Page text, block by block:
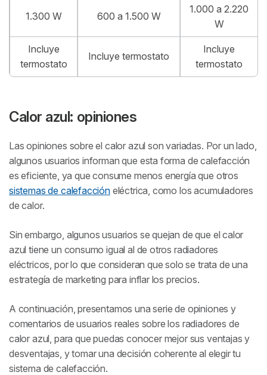
1.300 W 600 a 1.500 W
1.000 a 2.220
W
Incluye
termostato
Incluye termostato
Incluye
termostato
Calor azul: opiniones
Las opiniones sobre el calor azul son variadas. Por un lado,
algunos usuarios informan que esta forma de calefacción
es eficiente, ya que consume menos energía que otros
sistemas de calefaccióneléctrica, como los acumuladores
de calor.
Sin embargo, algunos usuarios se quejan de que el calor
azul tiene un consumo igual al de otros radiadores
eléctricos, por lo que consideran que solo se trata de una
estrategía de marketing para inflar los precios.
A continuación, presentamos una serie de opiniones y
comentarios de usuarios reales sobre los radiadores de
calor azul, para que puedas conocer mejor sus ventajas y
desventajas, y tomar una decisión coherente al elegir tu
sistema de calefacción.